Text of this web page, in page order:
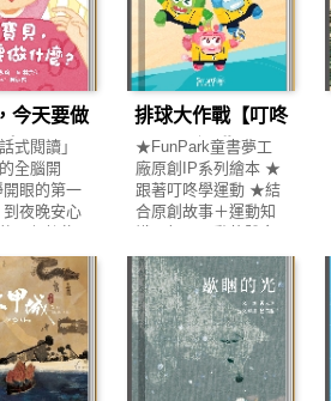
今天要做
？
式閱讀」
全腦開
眼的第一
夜晚安心
，因為有
閃發亮。
，今天要做
寶寶的一
軸，串起
步、洗澡、
睡的每一
排球大作戰【叮咚
GO運動】
★FunPark童書夢工
廠原創IP系列繪本 ★
跟著叮咚學運動 ★結
合原創故事＋運動知
繪本 太陽社區即將舉
辦排球大賽，冠軍獎
品是一臺豪華大冰
箱！ 叮咚媽媽立刻動
員全家參賽，爺爺、
奶奶甚至化身家庭教
練， 只是偏偏在他們